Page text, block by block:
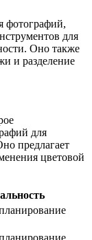
фотографий,
для
Оно также
и разделение
для
предлагает
цветовой